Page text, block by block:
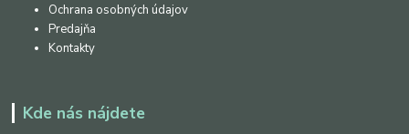
Ochrana osobných údajov
Predajňa
Kontakty
Kde nás nájdete